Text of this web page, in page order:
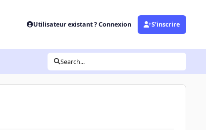
Utilisateur existant ? Connexion S’inscrire
Search...